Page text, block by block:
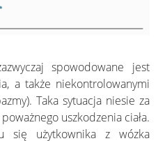
spowodowane jest
a także niekontrolowanymi
Taka sytuacja niesie za
uszkodzenia ciała.
się użytkownika z wózka